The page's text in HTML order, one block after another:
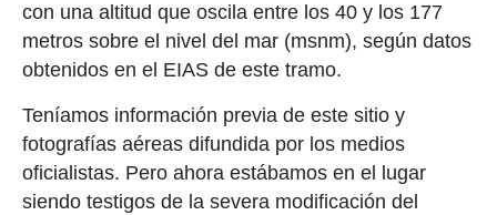
con una altitud que oscila entre los 40 y los 177
metros sobre el nivel del mar (msnm), según datos
obtenidos en el EIAS de este tramo.
Teníamos información previa de este sitio y
fotografías aéreas difundida por los medios
oficialistas. Pero ahora estábamos en el lugar
siendo testigos de la severa modificación del